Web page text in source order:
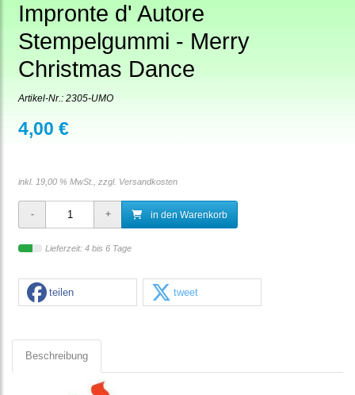
Impronte d' Autore
Stempelgummi - Merry
Christmas Dance
Artikel-Nr.: 2305-UMO
4,00 €
inkl. 19,00 % MwSt., zzgl. Versandkosten
in den Warenkorb
Lieferzeit: 4 bis 6 Tage
teilen tweet
Beschreibung